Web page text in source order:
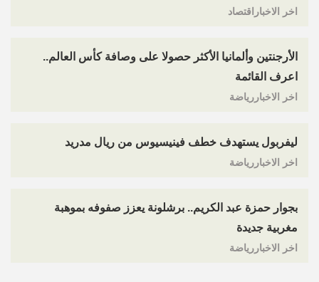
اخر الاخباراقتصاد
الأرجنتين وألمانيا الأكثر حصولا على وصافة كأس العالم..
اعرف القائمة
اخر الاخباررياضة
ليفربول يستهدف خطف فينيسيوس من ريال مدريد
اخر الاخباررياضة
بجوار حمزة عبد الكريم.. برشلونة يعزز صفوفه بموهبة
مغربية جديدة
اخر الاخباررياضة